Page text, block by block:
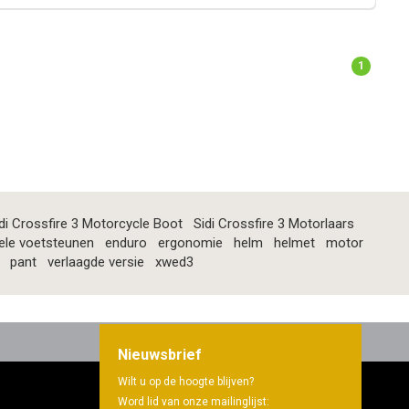
1
Crossfire 3 Motorcycle Boot
Sidi Crossfire 3 Motorlaars
voetsteunen enduro ergonomie helm helmet
motor
pant verlaagde versie xwed3
Nieuwsbrief
Wilt u op de hoogte blijven?
Word lid van onze mailinglijst: